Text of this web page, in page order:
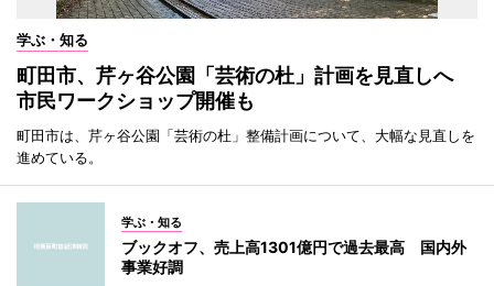
学ぶ・知る
町田市、芹ヶ谷公園「芸術の杜」計画を見直しへ
市民ワークショップ開催も
町田市は、芹ヶ谷公園「芸術の杜」整備計画について、大幅な見直しを
進めている。
学ぶ・知る
ブックオフ、売上高1301億円で過去最高 国内外
事業好調